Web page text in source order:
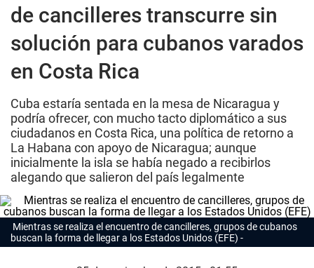
de cancilleres transcurre sin
solución para cubanos varados
en Costa Rica
Cuba estaría sentada en la mesa de Nicaragua y
podría ofrecer, con mucho tacto diplomático a sus
ciudadanos en Costa Rica, una política de retorno a
La Habana con apoyo de Nicaragua; aunque
inicialmente la isla se había negado a recibirlos
alegando que salieron del país legalmente
Mientras se realiza el encuentro de cancilleres, grupos de cubanos
buscan la forma de llegar a los Estados Unidos (EFE)